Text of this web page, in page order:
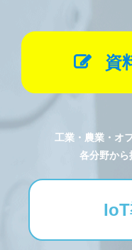
資
工業・農業・オ
各分野から